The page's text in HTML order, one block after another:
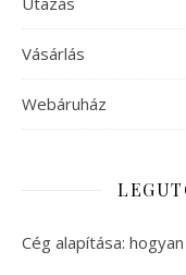
Vásárlás
Webáruház
Cég alapítása: